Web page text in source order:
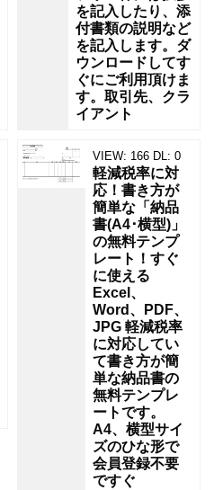
を記入したり、添
付書類の説明など
を記入します。ダ
ウンロードしてす
ぐにご利用頂けま
す。取引先、クラ
イアント
VIEW: 166 DL: 0
軽減税率に対
応！書き方が
簡単な「納品
書(A4･横型)」
の無料テンプ
レート！すぐ
に使える
Excel、
Word、PDF、
JPG 軽減税率
に対応してい
て書き方が簡
単な納品書の
無料テンプレ
ートです。
A4、横型サイ
ズのひな形で
会員登録不要
ですぐ